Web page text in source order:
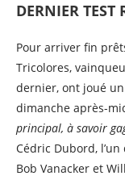
DERNIER TEST
Pour arriver fin
Tricolores,
dernier, ont joué
dimanche après-
principal, à savoir
Cédric Dubord,
Bob Vanacker et